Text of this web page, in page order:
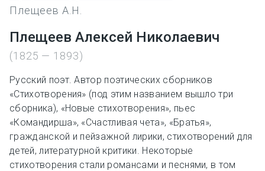
Плещеев А.Н.
Плещеев Алексей Николаевич
(1825 — 1893)
Русский поэт. Автор поэтических сборников
«Стихотворения» (под этим названием вышло три
сборника), «Новые стихотворения», пьес
«Командирша», «Счастливая чета», «Братья»,
гражданской и пейзажной лирики, стихотворений для
детей, литературной критики. Некоторые
стихотворения стали романсами и песнями, в том